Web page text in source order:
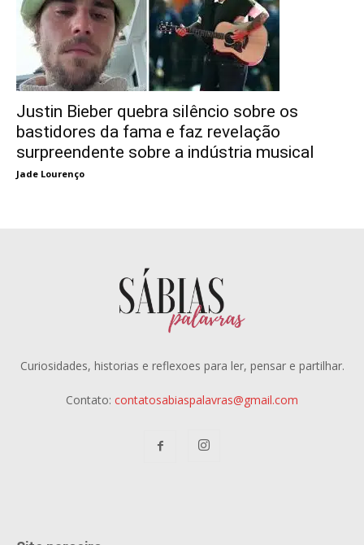
Justin Bieber quebra silêncio sobre os
bastidores da fama e faz revelação
surpreendente sobre a indústria musical
Jade Lourenço
Curiosidades, historias e reflexoes para ler, pensar e partilhar.
Contato: contatosabiaspalavras@gmail.com